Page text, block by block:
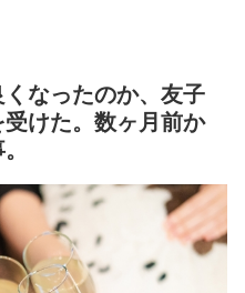
なったのか、友子
けた。数ヶ月前か